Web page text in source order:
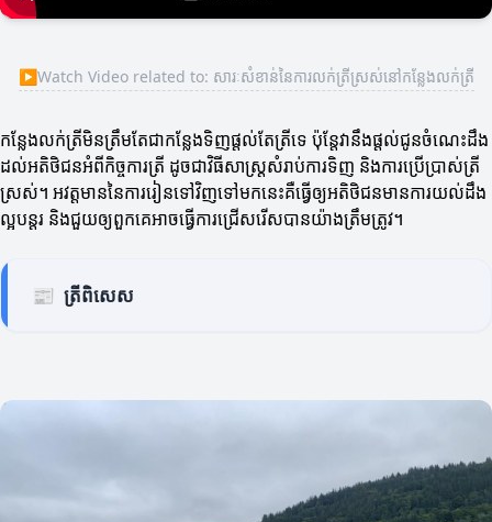
▶Watch Video related to: សារៈសំខាន់នៃការលក់ត្រីស្រស់នៅកន្លែងលក់ត្រី
កន្លែងលក់ត្រីមិនត្រឹមតែជាកន្លែងទិញផ្តល់តែត្រីទេ ប៉ុន្តែវានឹងផ្តល់ជូនចំណេះដឹង
ដល់អតិថិជនអំពីកិច្ចការត្រី ដូចជាវិធីសាស្ត្រសំរាប់ការទិញ និងការប្រើប្រាស់ត្រី
ស្រស់។ អវត្តមាននៃការរៀនទៅវិញទៅមកនេះគឺធ្វើឲ្យអតិថិជនមានការយល់ដឹង
ល្អបន្ដរ និងជួយឲ្យពួកគេអាចធ្វើការជ្រើសរើសបានយ៉ាងត្រឹមត្រូវ។
📰 ត្រីពិសេស